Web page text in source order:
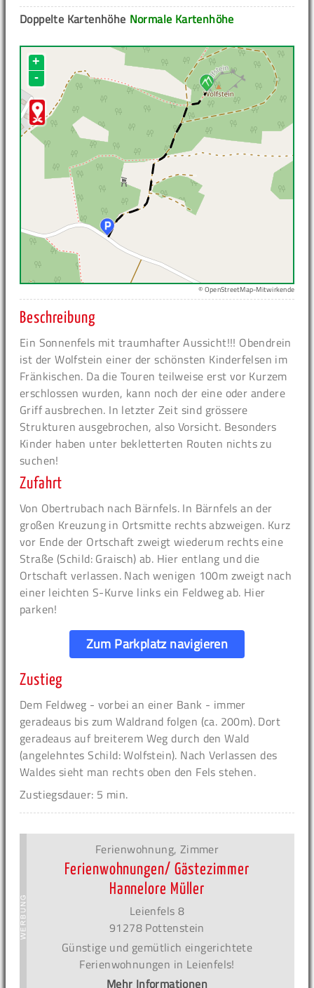
Normale Kartenhöhe
Doppelte Kartenhöhe
+
-
© OpenStreetMap-Mitwirkende
Beschreibung
Ein Sonnenfels mit traumhafter Aussicht!!! Obendrein
ist der Wolfstein einer der schönsten Kinderfelsen im
Fränkischen. Da die Touren teilweise erst vor Kurzem
erschlossen wurden, kann noch der eine oder andere
Griff ausbrechen. In letzter Zeit sind grössere
Strukturen ausgebrochen, also Vorsicht. Besonders
Kinder haben unter bekletterten Routen nichts zu
suchen!
Zufahrt
Von Obertrubach nach Bärnfels. In Bärnfels an der
großen Kreuzung in Ortsmitte rechts abzweigen. Kurz
vor Ende der Ortschaft zweigt wiederum rechts eine
Straße (Schild: Graisch) ab. Hier entlang und die
Ortschaft verlassen. Nach wenigen 100m zweigt nach
einer leichten S-Kurve links ein Feldweg ab. Hier
parken!
Zum Parkplatz navigieren
Zustieg
Dem Feldweg - vorbei an einer Bank - immer
geradeaus bis zum Waldrand folgen (ca. 200m). Dort
geradeaus auf breiterem Weg durch den Wald
(angelehntes Schild: Wolfstein). Nach Verlassen des
Waldes sieht man rechts oben den Fels stehen.
Zustiegsdauer: 5 min.
Ferienwohnung, Zimmer
Ferienwohnungen/ Gästezimmer
Hannelore Müller
Leienfels 8
91278 Pottenstein
Günstige und gemütlich eingerichtete
Ferienwohnungen in Leienfels!
Mehr Informationen